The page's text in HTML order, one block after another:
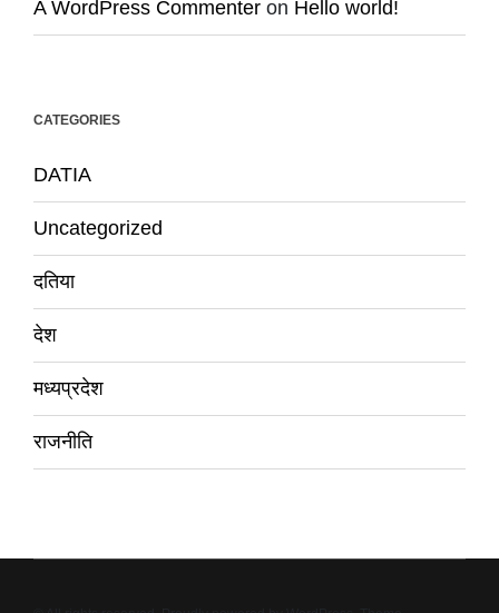
A WordPress Commenter on Hello world!
CATEGORIES
DATIA
Uncategorized
दतिया
देश
मध्यप्रदेश
राजनीति